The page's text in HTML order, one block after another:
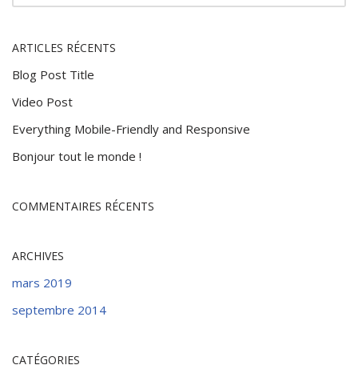
ARTICLES RÉCENTS
Blog Post Title
Video Post
Everything Mobile-Friendly and Responsive
Bonjour tout le monde !
COMMENTAIRES RÉCENTS
ARCHIVES
mars 2019
septembre 2014
CATÉGORIES